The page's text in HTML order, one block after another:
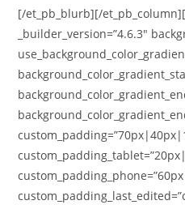
[/et_pb_blurb][/
_builder_version=”4.6.3″